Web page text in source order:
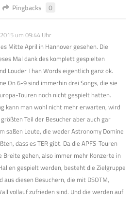
Pingbacks 0
um 09:44 Uhr
Mitte April in Hannover gesehen. Die
Mal dank des komplett gespielten
Louder Than Words eigentlich ganz ok.
On 6-9 sind immerhin drei Songs, die sie
Touren noch nicht gespielt hatten.
kann man wohl nicht mehr erwarten, wird
Teil der Besucher aber auch gar
saßen Leute, die weder Astronomy Domine
dass es TER gibt. Da die APFS-Touren
Breite gehen, also immer mehr Konzerte in
gespielt werden, besteht die Zielgruppe
aus diesen Besuchern, die mit DSOTM,
vollauf zufrieden sind. Und die werden auf